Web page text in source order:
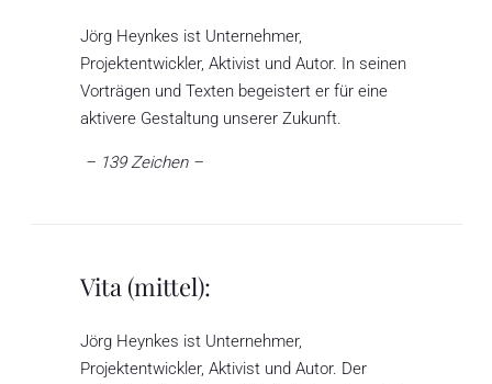
Jörg Heynkes ist Unternehmer,
Projektentwickler, Aktivist und Autor. In seinen
Vorträgen und Texten begeistert er für eine
aktivere Gestaltung unserer Zukunft.
– 139 Zeichen –
Vita (mittel):
Jörg Heynkes ist Unternehmer,
Projektentwickler, Aktivist und Autor. Der